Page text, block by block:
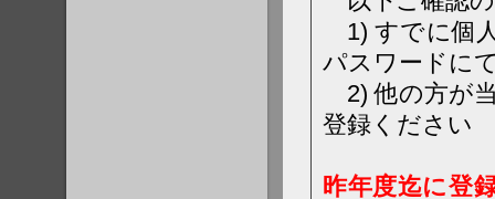
1) すでに個
パスワードに
2) 他の方が
登録ください
昨年度迄に登